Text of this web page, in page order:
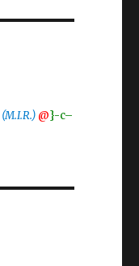
(M.I.R.) @}-c–